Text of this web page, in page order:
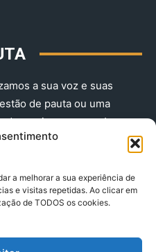
a melhorar a sua experiência de
e visitas repetidas. Ao clicar em
de TODOS os cookies.
a sua voz e suas
de pauta ou uma
envie-nos agora!